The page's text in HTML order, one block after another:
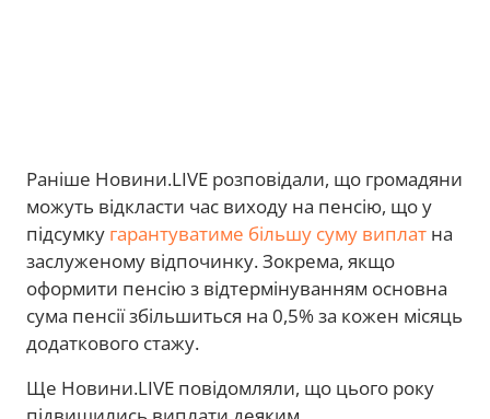
Раніше Новини.LIVE розповідали, що громадяни
можуть відкласти час виходу на пенсію, що у
підсумку гарантуватиме більшу суму виплат на
заслуженому відпочинку. Зокрема, якщо
оформити пенсію з відтермінуванням основна
сума пенсії збільшиться на 0,5% за кожен місяць
додаткового стажу.
Ще Новини.LIVE повідомляли, що цього року